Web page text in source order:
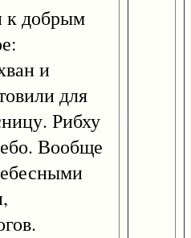
к добрым
и
для
Рибху
Вообще